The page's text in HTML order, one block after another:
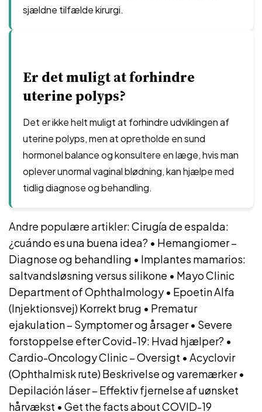
sjældne tilfælde kirurgi.
Er det muligt at forhindre
uterine polyps?
Det er ikke helt muligt at forhindre udviklingen af
uterine polyps, men at opretholde en sund
hormonel balance og konsultere en læge, hvis man
oplever unormal vaginal blødning, kan hjælpe med
tidlig diagnose og behandling.
Andre populære artikler:Cirugía de espalda:
¿cuándo es una buena idea? • Hemangiomer –
Diagnose og behandling • Implantes mamarios:
saltvandsløsning versus silikone • Mayo Clinic
Department of Ophthalmology • Epoetin Alfa
(Injektionsvej) Korrekt brug • Prematur
ejakulation – Symptomer og årsager• Severe
forstoppelse efter Covid-19: Hvad hjælper? •
Cardio-Oncology Clinic – Oversigt • Acyclovir
(Ophthalmisk rute) Beskrivelse og varemærker•
Depilación láser – Effektiv fjernelse af uønsket
hårvækst • Get the facts about COVID-19